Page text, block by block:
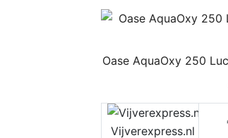
Oase AquaOxy 250
Vijverexpress.nl